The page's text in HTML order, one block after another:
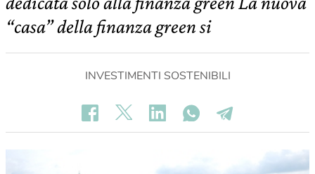
“casa” della finanza green si
INVESTIMENTI SOSTENIBILI